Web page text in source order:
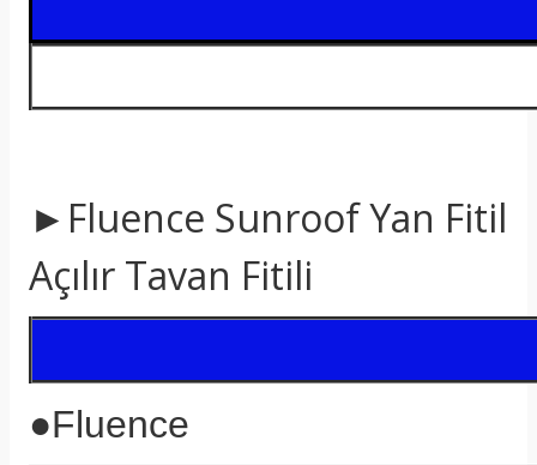
►Fluence Sunroof Yan Fitil
Açılır Tavan Fitili
●Fluence